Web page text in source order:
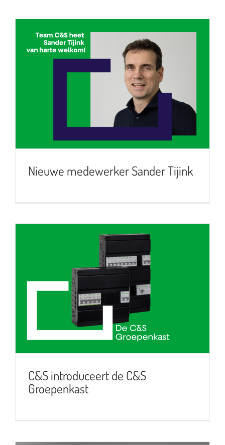
Nieuwe medewerker Sander
Tijink
Nieuwe medewerker Sander Tijink
C&S introduceert de C&S
Groepenkast
C&S introduceert de C&S
Groepenkast